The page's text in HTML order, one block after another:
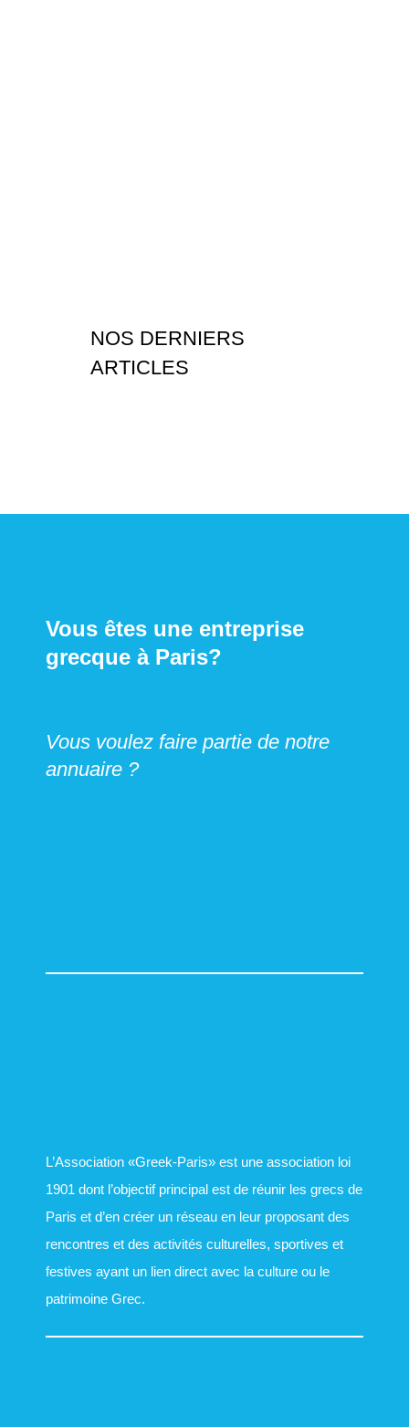
NOS DERNIERS
ARTICLES
Vous êtes une entreprise
grecque à Paris?
Vous voulez faire partie de notre
annuaire ?
L’Association «Greek-Paris» est une association loi
1901 dont l’objectif principal est de réunir les grecs de
Paris et d’en créer un réseau en leur proposant des
rencontres et des activités culturelles, sportives et
festives ayant un lien direct avec la culture ou le
patrimoine Grec.